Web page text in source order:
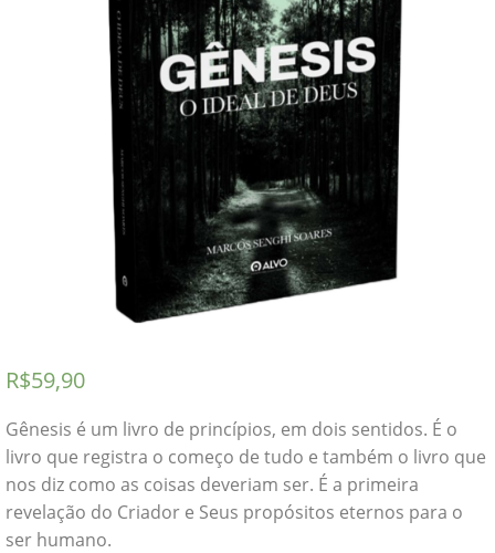
R$59,90
Gênesis é um livro de princípios, em dois sentidos. É o
livro que registra o começo de tudo e também o livro que
nos diz como as coisas deveriam ser. É a primeira
revelação do Criador e Seus propósitos eternos para o
ser humano.